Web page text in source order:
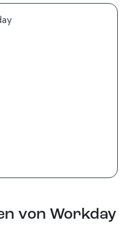
von Workday